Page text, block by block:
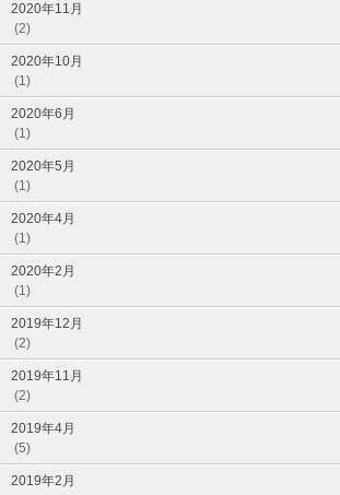
2020年11月
(2)
2020年10月
(1)
2020年6月
(1)
2020年5月
(1)
2020年4月
(1)
2020年2月
(1)
2019年12月
(2)
2019年11月
(2)
2019年4月
(5)
2019年2月